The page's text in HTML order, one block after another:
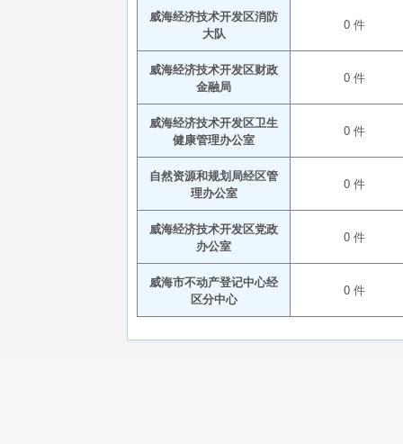
威海经济技术开发区消防
大队
0 件
威海经济技术开发区财政
金融局
0 件
威海经济技术开发区卫生
健康管理办公室
0 件
自然资源和规划局经区管
理办公室
0 件
威海经济技术开发区党政
办公室
0 件
威海市不动产登记中心经
区分中心
0 件